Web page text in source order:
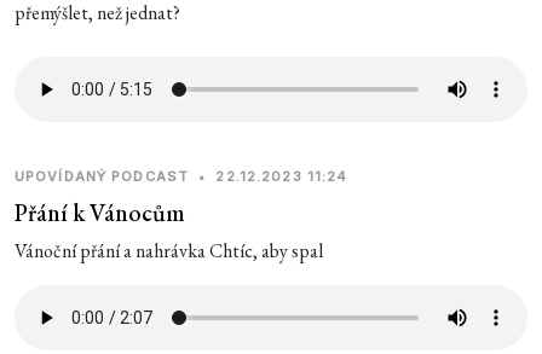
přemýšlet, než jednat?
UPOVÍDANÝ PODCAST • 22.12.2023 11:24
Přání k Vánocům
Vánoční přání a nahrávka Chtíc, aby spal